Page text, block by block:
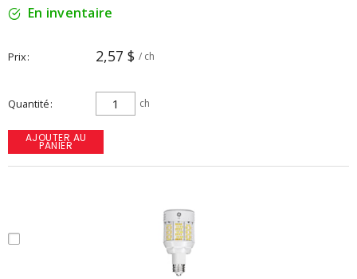
En inventaire
Prix 2,57 $ / ch
Quantité ch
AJOUTER AU
PANIER